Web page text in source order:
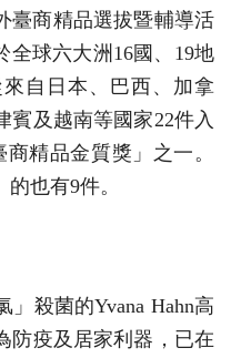
臺商精品選拔暨輔導活
全球六大洲16國、19地
自日本、巴西、加拿
賓及越南等國家22件入
精品金質獎」之一。
也有9件。
殺菌的Yvana Hahn高
防疫及居家利器，已在